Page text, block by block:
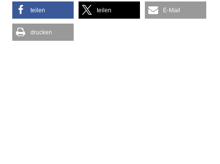
teilen teilen E-Mail
drucken